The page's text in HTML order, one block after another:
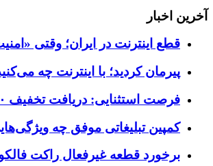
آخرین اخبار
قطع اینترنت در ایران؛ وقتی
پیرمان کردید؛ با اینترنت چه
فرصت استثنایی: دریافت تخفیف ۴۰۰ دلاری بلیط کنفرانس تک‌کرانچ دیسراپت ۲۰۲۶
کمپین تبلیغاتی موفق چه
برخورد قطعه غیرفعال راکت فالکون ۹ اسپیس ایکس به کره ماه؛ زمان و جزئیات